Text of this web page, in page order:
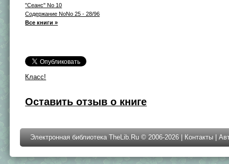
"Сеанс" No 10
Содержание NoNo 25 - 28/96
Все книги »
Класс!
Оставить отзыв о книге
Электронная библиотека TheLib.Ru © 2006-2026 | Контакты |